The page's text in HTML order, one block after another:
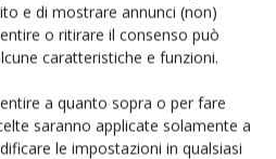
e di mostrare annunci (non)
o ritirare il consenso può
caratteristiche e funzioni.
a quanto sopra o per fare
saranno applicate solamente a
le impostazioni in qualsiasi